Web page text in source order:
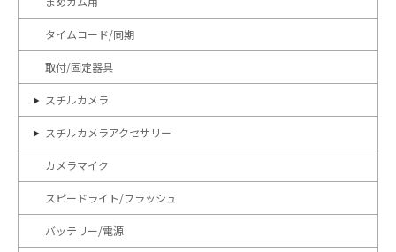
タイムコード/同期
取付/固定器具
スチルカメラ
スチルカメラアクセサリー
カメラマイク
スピードライト/フラッシュ
バッテリー/電源